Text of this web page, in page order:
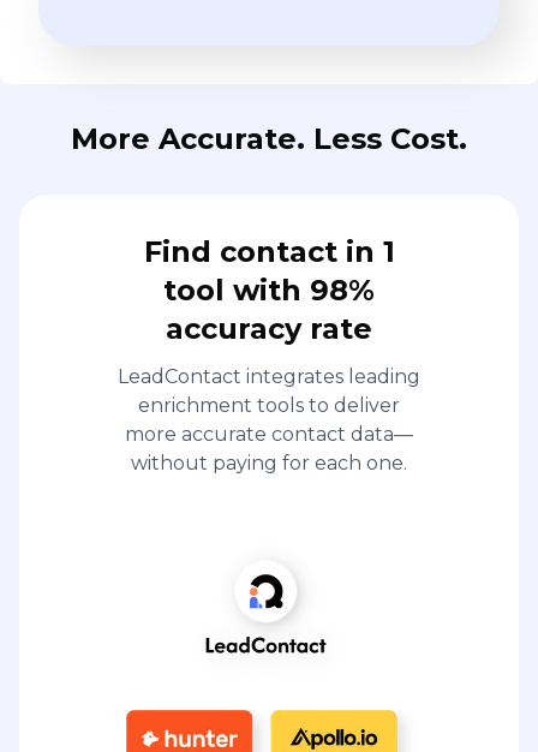
More Accurate. Less Cost.
Find contact in 1
tool with 98%
accuracy rate
LeadContact integrates leading
enrichment tools to deliver
more accurate contact data—
without paying for each one.